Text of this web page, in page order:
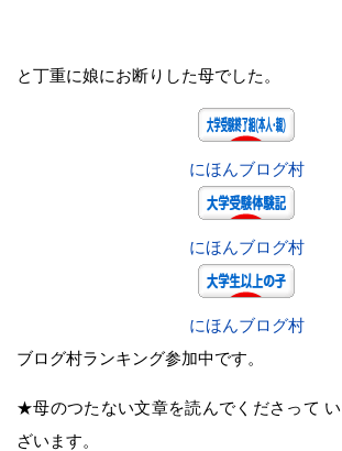
と丁重に娘にお断りした母でした。
にほんブログ村
にほんブログ村
にほんブログ村
ブログ村ランキング参加中です。
★母のつたない文章を読んでくださって
ざいます。